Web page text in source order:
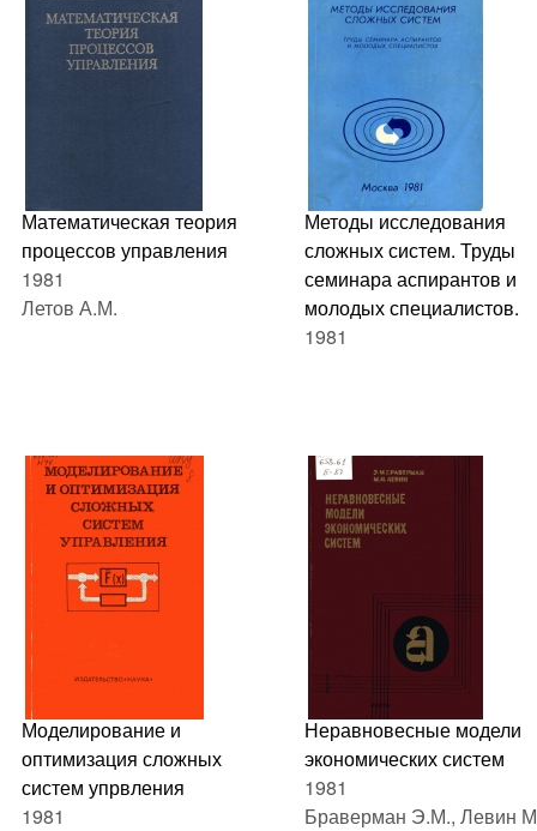
Математическая теория
процессов управления
1981
Летов А.М.
Методы исследования
сложных систем. Труды
семинара аспирантов и
молодых специалистов.
1981
Моделирование и
оптимизация сложных
систем упрвления
1981
Неравновесные модели
экономических систем
1981
Браверман Э.М., Левин